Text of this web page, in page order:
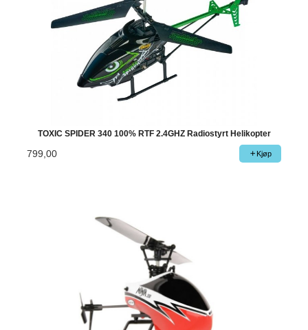
TOXIC SPIDER 340 100% RTF 2.4GHZ Radiostyrt Helikopter
799,00 Kjøp